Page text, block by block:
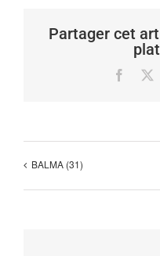
Partager cet
BALMA (31)